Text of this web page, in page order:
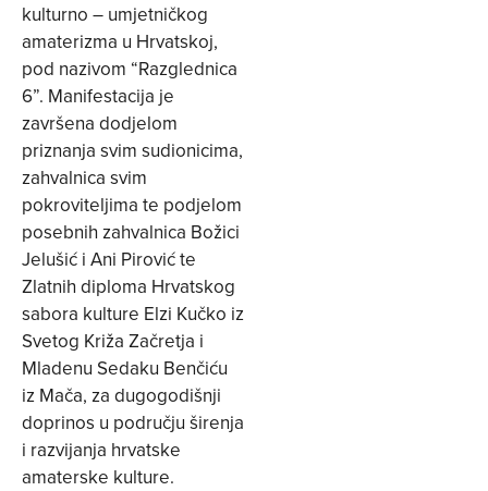
kulturno – umjetničkog
amaterizma u Hrvatskoj,
pod nazivom “Razglednica
6”. Manifestacija je
završena dodjelom
priznanja svim sudionicima,
zahvalnica svim
pokroviteljima te podjelom
posebnih zahvalnica Božici
Jelušić i Ani Pirović te
Zlatnih diploma Hrvatskog
sabora kulture Elzi Kučko iz
Svetog Križa Začretja i
Mladenu Sedaku Benčiću
iz Mača, za dugogodišnji
doprinos u području širenja
i razvijanja hrvatske
amaterske kulture.